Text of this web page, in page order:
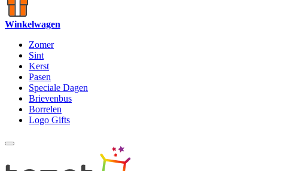
Winkelwagen
Zomer
Sint
Kerst
Pasen
Speciale Dagen
Brievenbus
Borrelen
Logo Gifts